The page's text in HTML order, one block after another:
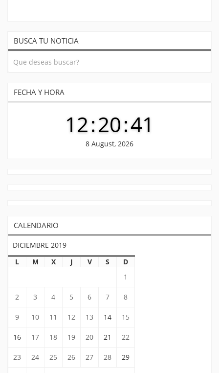
BUSCA TU NOTICIA
FECHA Y HORA
12:20:42
8 August, 2026
CALENDARIO
DICIEMBRE 2019
L
M X J V S
D
1
2 3 4 5 6 7 8
9 10 11 12 13 14 15
16 17 18 19 20 21 22
23 24 25 26 27 28 29